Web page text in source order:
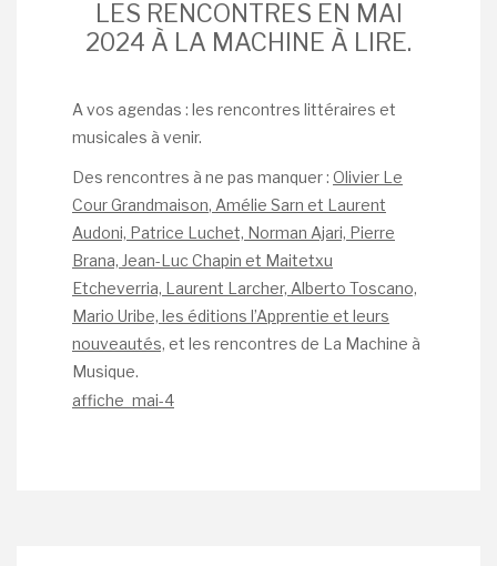
LES RENCONTRES EN MAI
2024 À LA MACHINE À LIRE.
A vos agendas : les rencontres littéraires et
musicales à venir.
Des rencontres à ne pas manquer : Olivier Le
Cour Grandmaison, Amélie Sarn et Laurent
Audoni, Patrice Luchet, Norman Ajari, Pierre
Brana, Jean-Luc Chapin et Maitetxu
Etcheverria, Laurent Larcher, Alberto Toscano,
Mario Uribe, les éditions l’Apprentie et leurs
nouveautés, et les rencontres de La Machine à
Musique.
affiche_mai-4